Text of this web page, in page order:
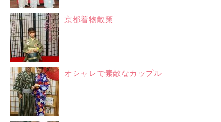
京都着物散策
オシャレで素敵なカップル